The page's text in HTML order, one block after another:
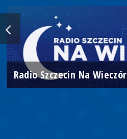
Radio Szczecin Na Wieczór